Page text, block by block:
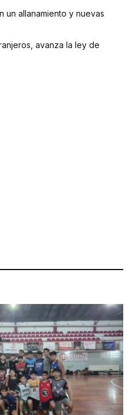
un allanamiento y nuevas
avanza la ley de